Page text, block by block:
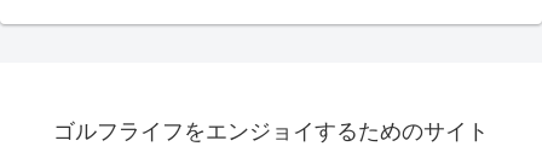
ゴルフライフをエンジョイするためのサイト